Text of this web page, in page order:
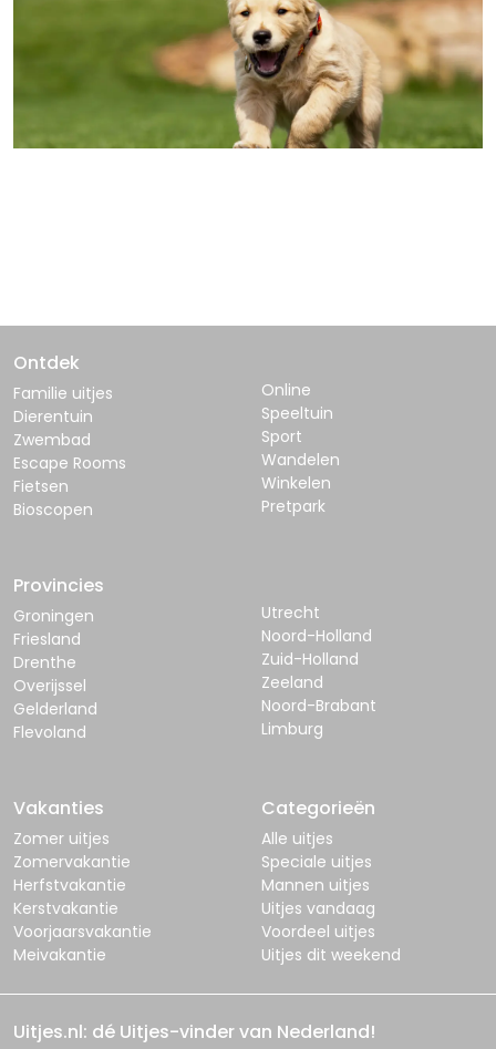
Ontdek
Familie uitjes
Dierentuin
Zwembad
Escape Rooms
Fietsen
Bioscopen
Online
Speeltuin
Sport
Wandelen
Winkelen
Pretpark
Provincies
Groningen
Friesland
Drenthe
Overijssel
Gelderland
Flevoland
Utrecht
Noord-Holland
Zuid-Holland
Zeeland
Noord-Brabant
Limburg
Vakanties
Zomer uitjes
Zomervakantie
Herfstvakantie
Kerstvakantie
Voorjaarsvakantie
Meivakantie
Categorieën
Alle uitjes
Speciale uitjes
Mannen uitjes
Uitjes vandaag
Voordeel uitjes
Uitjes dit weekend
Uitjes.nl: dé Uitjes-vinder van Nederland!